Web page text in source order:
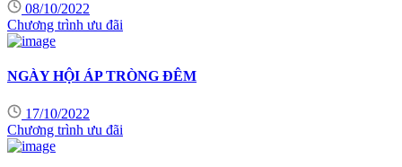
08/10/2022
Chương trình ưu đãi
NGÀY HỘI ÁP TRÒNG ĐÊM
17/10/2022
Chương trình ưu đãi